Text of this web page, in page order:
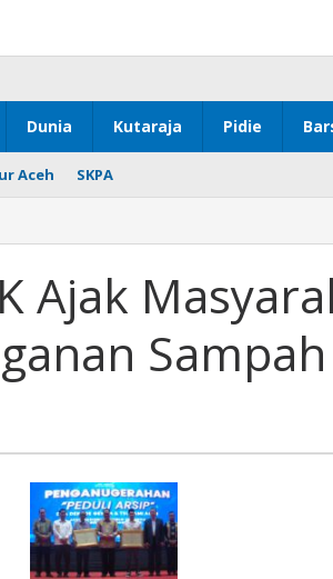
Dunia Kutaraja Pidie
Aceh SKPA
Ajak
Sampah